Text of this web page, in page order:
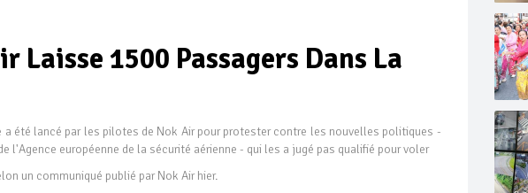
Laisse 1500 Passagers Dans La
a été lancé par les pilotes de Nok Air pour protester contre les nouvelles politiques -
l'Agence européenne de la sécurité aérienne - qui les a jugé pas qualifié pour voler
un communiqué publié par Nok Air hier.